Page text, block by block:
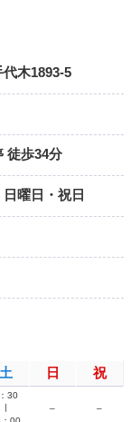
木1893-5
徒歩34分
曜日・祝日
土 日 祝
30
– –